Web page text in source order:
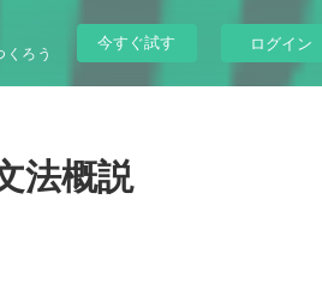
ろう
今すぐ試す ログイン
法概説